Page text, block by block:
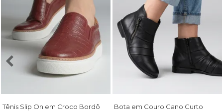
Tênis Slip On em Croco Bordô
Bota em Couro Cano Curto